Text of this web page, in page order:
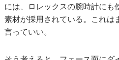
には、ロレックスの腕時計にも
素材が採用されている。これは
言っていい。